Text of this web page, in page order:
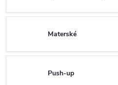
Materské
Push-up